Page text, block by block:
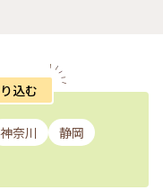
込む
神奈川
静岡